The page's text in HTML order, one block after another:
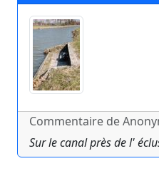
Commentaire de
Sur le canal près de l'